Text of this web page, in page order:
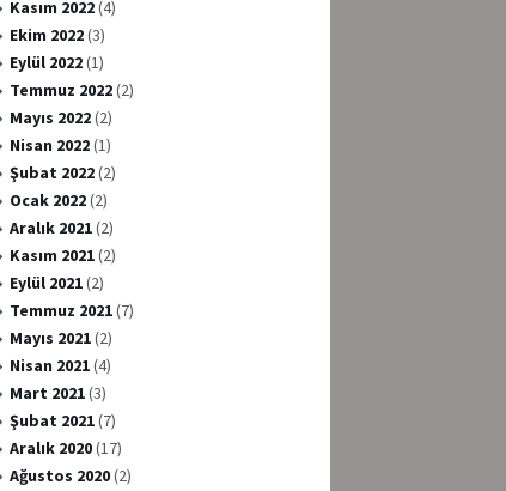
Kasım 2022(4)
Ekim 2022(3)
Eylül 2022(1)
Temmuz 2022(2)
Mayıs 2022(2)
Nisan 2022(1)
Şubat 2022(2)
Ocak 2022(2)
Aralık 2021(2)
Kasım 2021(2)
Eylül 2021(2)
Temmuz 2021(7)
Mayıs 2021(2)
Nisan 2021(4)
Mart 2021(3)
Şubat 2021(7)
Aralık 2020(17)
Ağustos 2020(2)